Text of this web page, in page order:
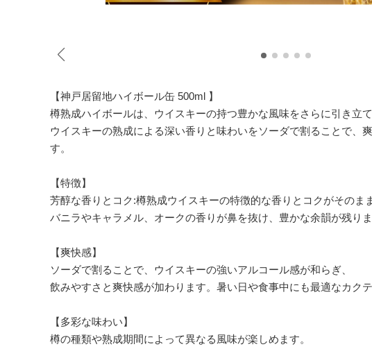
【神戸居留地ハイボール缶 500ml 】
樽熟成ハイボールは、ウイスキーの持つ豊かな風味をさらに引き立て
ウイスキーの熟成による深い香りと味わいをソーダで割ることで、
す。
【特徴】
芳醇な香りとコク:樽熟成ウイスキーの特徴的な香りとコクがそのま
バニラやキャラメル、オークの香りが鼻を抜け、豊かな余韻が残りま
【爽快感】
ソーダで割ることで、ウイスキーの強いアルコール感が和らぎ、
飲みやすさと爽快感が加わります。暑い日や食事中にも最適なカクテ
【多彩な味わい】
樽の種類や熟成期間によって異なる風味が楽しめます。